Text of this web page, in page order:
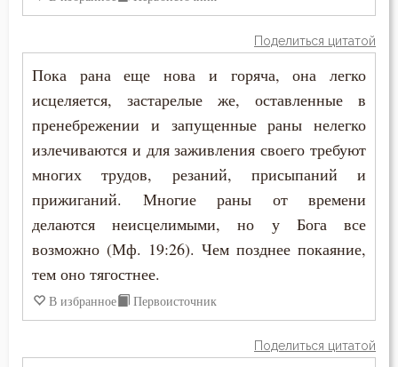
Поделиться цитатой
Пока рана еще нова и горяча, она легко
исцеляется, застарелые же, оставленные в
пренебрежении и запущенные раны нелегко
излечиваются и для заживления своего требуют
многих трудов, резаний, присыпаний и
прижиганий. Многие раны от времени
делаются неисцелимыми, но у Бога все
возможно (Мф. 19:26). Чем позднее покаяние,
тем оно тягостнее.
В избранное Первоисточник
Поделиться цитатой